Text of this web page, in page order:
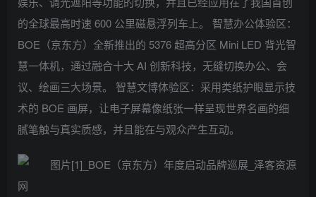
的全球最高时速 600 公里磁悬浮列车上。 智慧办公体验区：
BOE（京东方）全新推出的 5376 超高分区 Mini LED 背光智
慧一体机，通过融合十大 AI 创新科技，无缝切换办公、会
议、绘画三大场景。 智慧文博体验区：采用类纸护眼显示技
术的 BOE 画屏，让电子屏幕像纸张一样呈现世界名画的细
腻笔触与真实质感，并且能在与观众产生互动。